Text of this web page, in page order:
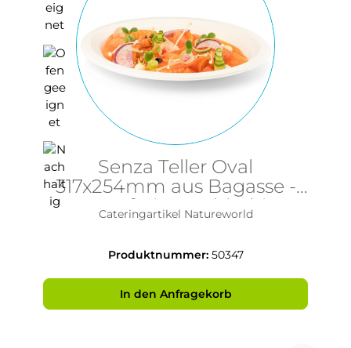
Senza Teller Oval
317x254mm aus Bagasse -
PFAS-frei & nachhaltig
Cateringartikel Natureworld
Produktnummer: 50347
In den Anfragekorb